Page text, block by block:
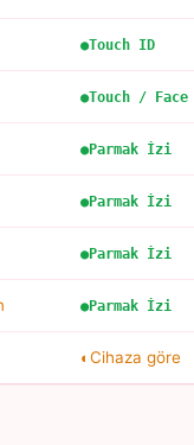
Touch ID
Touch / Face
Parmak İzi
Parmak İzi
Parmak İzi
Parmak İzi
Cihaza göre